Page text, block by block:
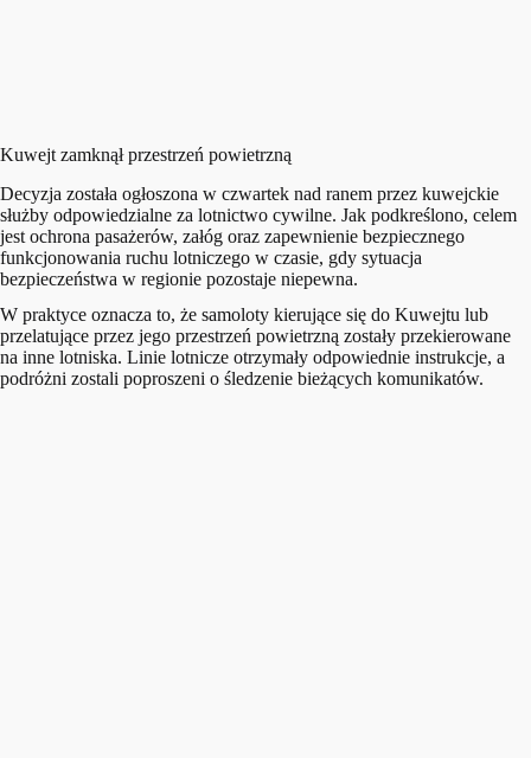
Kuwejt zamknął przestrzeń powietrzną
Decyzja została ogłoszona w czwartek nad ranem przez kuwejckie
służby odpowiedzialne za lotnictwo cywilne. Jak podkreślono, celem
jest ochrona pasażerów, załóg oraz zapewnienie bezpiecznego
funkcjonowania ruchu lotniczego w czasie, gdy sytuacja
bezpieczeństwa w regionie pozostaje niepewna.
W praktyce oznacza to, że samoloty kierujące się do Kuwejtu lub
przelatujące przez jego przestrzeń powietrzną zostały przekierowane
na inne lotniska. Linie lotnicze otrzymały odpowiednie instrukcje, a
podróżni zostali poproszeni o śledzenie bieżących komunikatów.